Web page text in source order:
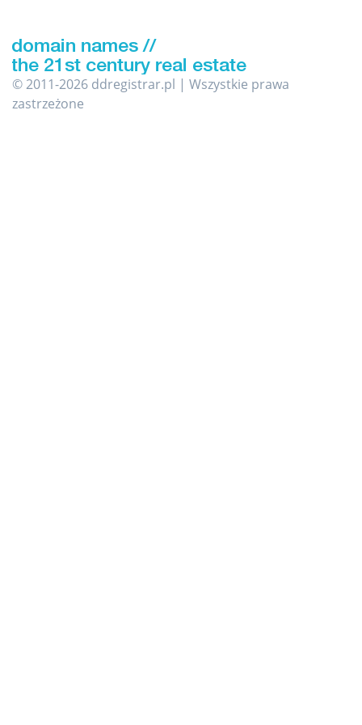
© 2011-2026 ddregistrar.pl | Wszystkie prawa
zastrzeżone